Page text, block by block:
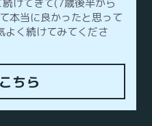
けてきて(7歳後半から
本当に良かったと思って
よく続けてみてくださ
ちら